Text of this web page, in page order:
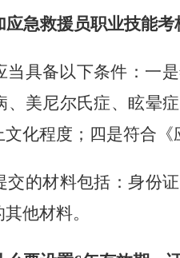
应急救援员职业技能
当具备以下条件：一
、美尼尔氏症、眩晕
化程度；四是符合
交的材料包括：身份
他材料。